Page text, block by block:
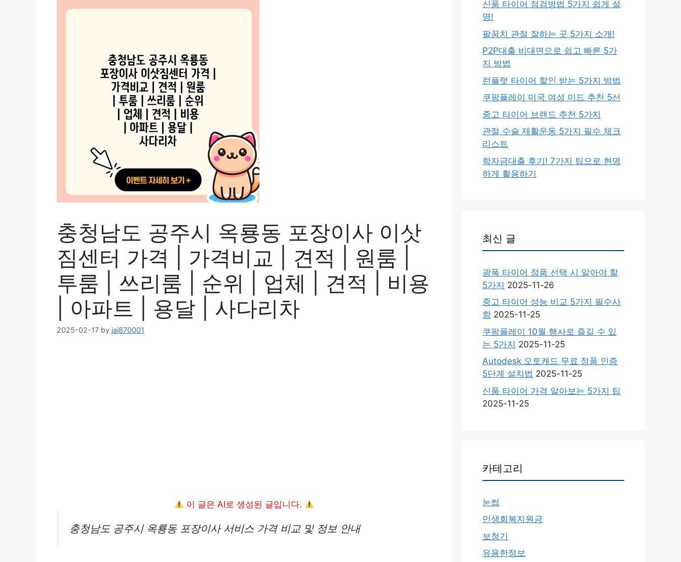
충청남도 공주시 옥룡동 포장이사 이삿
짐센터 가격 | 가격비교 | 견적 | 원룸 |
투룸 | 쓰리룸 | 순위 | 업체 | 견적 | 비용
| 아파트 | 용달 | 사다리차
2025-02-17 by jai870001
이 글은 AI로 생성된 글입니다.
충청남도 공주시 옥룡동 포장이사 서비스 가격 비교 및 정보 안내
신품 타이어 점검방법 5가지 쉽게 설
명!
팔꿈치 관절 잘하는 곳 5가지 소개!
P2P대출 비대면으로 쉽고 빠른 5가
지 방법
런플랫 타이어 할인 받는 5가지 방법
쿠팡플레이 미국 여성 미드 추천 5선
중고 타이어 브랜드 추천 5가지
관절 수술 재활운동 5가지 필수 체크
리스트
학자금대출 후기! 7가지 팁으로 현명
하게 활용하기
최신 글
광폭 타이어 정품 선택 시 알아야 할
5가지 2025-11-26
중고 타이어 성능 비교 5가지 필수사
항 2025-11-25
쿠팡플레이 10월 행사로 즐길 수 있
는 5가지 2025-11-25
Autodesk 오토캐드 무료 정품 인증
5단계 설치법 2025-11-25
신품 타이어 가격 알아보는 5가지 팁
2025-11-25
카테고리
눈썹
민생회복지원금
보청기
유용한정보